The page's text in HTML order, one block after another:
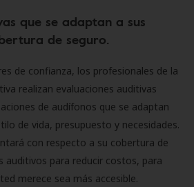
que se adaptan a sus
de seguro.
de confianza, los profesionales de la
realizan evaluaciones auditivas
de audífonos que se adaptan
de vida, presupuesto y necesidades.
con respecto a su cobertura de
auditivos para reducir costos, para
merece sea más accesible.